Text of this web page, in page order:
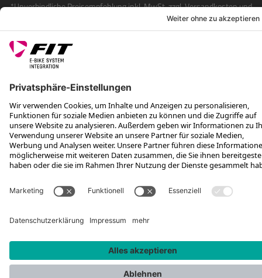
*Unverbindliche Preisempfehlung inkl. MwSt. zzgl. Versandkosten und
Rotax Bike Technology AG © 2025